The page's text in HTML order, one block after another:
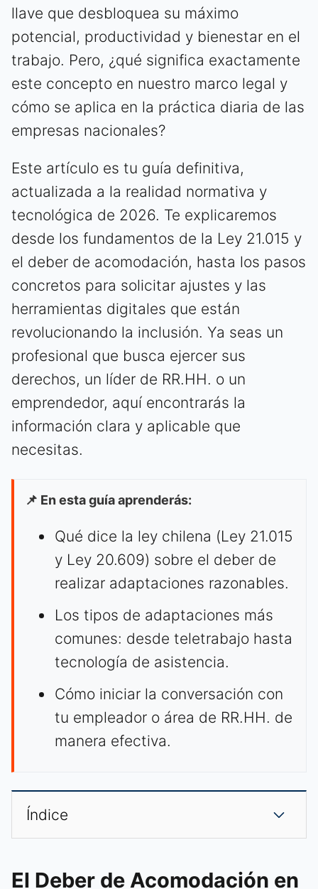
llave que desbloquea su máximo
potencial, productividad y bienestar en el
trabajo. Pero, ¿qué significa exactamente
este concepto en nuestro marco legal y
cómo se aplica en la práctica diaria de las
empresas nacionales?
Este artículo es tu guía definitiva,
actualizada a la realidad normativa y
tecnológica de 2026. Te explicaremos
desde los fundamentos de la Ley 21.015 y
el deber de acomodación, hasta los pasos
concretos para solicitar ajustes y las
herramientas digitales que están
revolucionando la inclusión. Ya seas un
profesional que busca ejercer sus
derechos, un líder de RR.HH. o un
emprendedor, aquí encontrarás la
información clara y aplicable que
necesitas.
📌 En esta guía aprenderás:
Qué dice la ley chilena (Ley 21.015
y Ley 20.609) sobre el deber de
realizar adaptaciones razonables.
Los tipos de adaptaciones más
comunes: desde teletrabajo hasta
tecnología de asistencia.
Cómo iniciar la conversación con
tu empleador o área de RR.HH. de
manera efectiva.
Índice
El Deber de Acomodación en